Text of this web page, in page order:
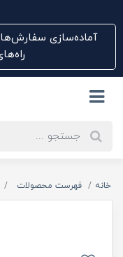
خانه فهرست محصولات